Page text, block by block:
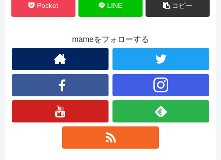
Pocket LINE コピー
mameをフォローする